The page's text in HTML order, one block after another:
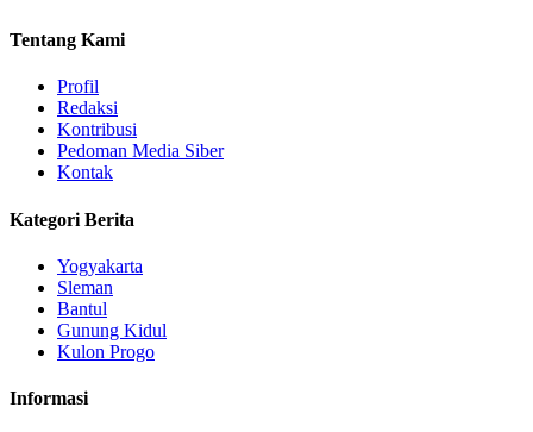
Tentang Kami
Profil
Redaksi
Kontribusi
Pedoman Media Siber
Kontak
Kategori Berita
Yogyakarta
Sleman
Bantul
Gunung Kidul
Kulon Progo
Informasi